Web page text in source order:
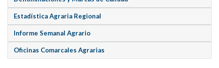
Estadística Agraria Regional
Informe Semanal Agrario
Oficinas Comarcales Agrarias